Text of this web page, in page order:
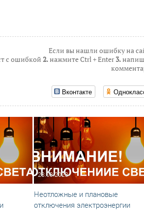
Если вы нашли ошибку на
с ошибкой 2.нажмите Ctrl + Enter3.
Вконтакте
28.03.2023
Неотложные и плановые
отключения электроэнергии